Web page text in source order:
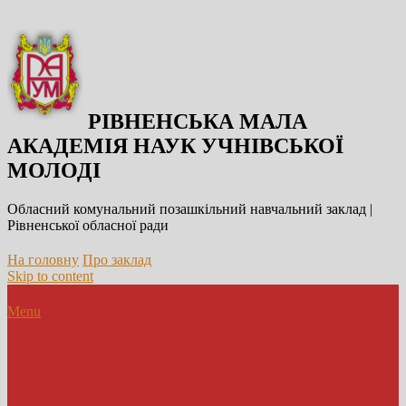
РІВНЕНСЬКА МАЛА
АКАДЕМІЯ НАУК УЧНІВСЬКОЇ
МОЛОДІ
Обласний комунальний позашкільний навчальний заклад |
Рівненської обласної ради
На головну Про заклад
Skip to content
Menu